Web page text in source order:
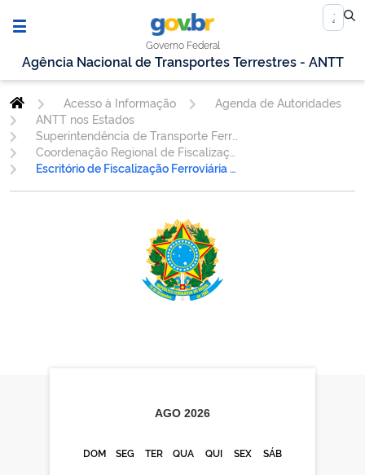
Governo Federal
Agência Nacional de Transportes Terrestres - ANTT
Acesso à Informação
Agenda de Autoridades
ANTT nos Estados
Superintendência de Transporte Ferroviário.
Escritório de Fiscalização Ferroviária Campinas/SP
AGO 2026
DOM SEG TER QUA QUI SEX SÁB